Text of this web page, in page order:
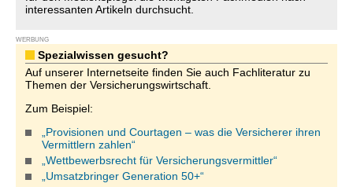
interessanten Artikeln durchsucht.
WERBUNG
Spezialwissen gesucht?
Auf unserer Internetseite finden Sie auch Fachliteratur zu
Themen der Versicherungswirtschaft.
Zum Beispiel:
„Provisionen und Courtagen – was die Versicherer ihren
Vermittlern zahlen“
„Wettbewerbsrecht für Versicherungsvermittler“
„Umsatzbringer Generation 50+“